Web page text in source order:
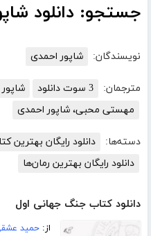
جستجو: دانلود
نویسندگان: شاپور احمدی
مترجمان: 3 سوت دانلود
مهستی محبی، شاپور احمدی
دسته‌ها:
دانلود رایگان بهترین
دانلود رایگان بهترین رمان‌ها
دانلود کتاب جنگ جهانی اول
از:حمید